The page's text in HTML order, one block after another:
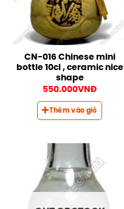
CN-016 Chinese mini
bottle 10cl , ceramic nice
shape
550.000VNĐ
Thêm vào giỏ